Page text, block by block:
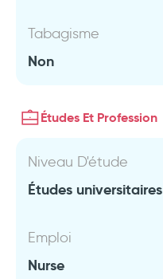
Tabagisme
Non
Études Et Profession
Niveau D'étude
Études universitaires
Emploi
Nurse